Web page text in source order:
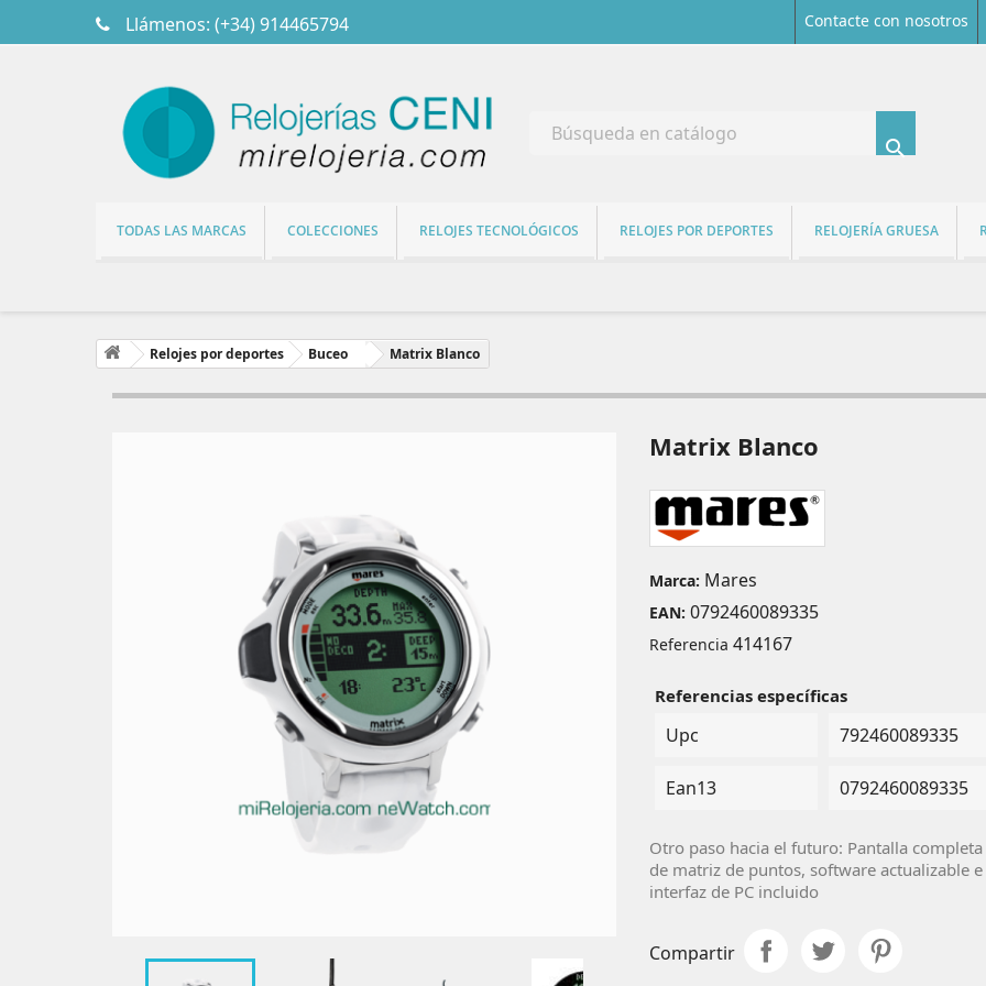
Llámenos: (+34) 914465794 Contacte con nosotros

TODAS LAS MARCAS COLECCIONES RELOJES TECNOLÓGICOS RELOJES POR DEPORTES RELOJERÍA GRUESA
Relojes por deportes Buceo Matrix Blanco
Matrix Blanco
Marca: Mares
EAN: 0792460089335
Referencia 414167
Referencias específicas
Upc 792460089335
Ean13 0792460089335
Otro paso hacia el futuro: Pantalla completa
de matriz de puntos, software actualizable e
interfaz de PC incluido
Compartir